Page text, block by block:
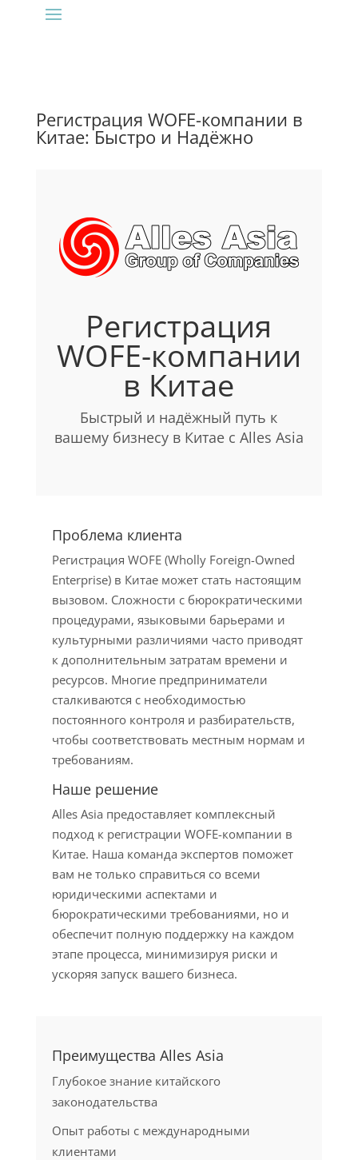
Регистрация WOFE-компании в
Китае: Быстро и Надёжно
Регистрация
WOFE-компании
в Китае
Быстрый и надёжный путь к
вашему бизнесу в Китае с Alles Asia
Проблема клиента
Регистрация WOFE (Wholly Foreign-Owned
Enterprise) в Китае может стать настоящим
вызовом. Сложности с бюрократическими
процедурами, языковыми барьерами и
культурными различиями часто приводят
к дополнительным затратам времени и
ресурсов. Многие предприниматели
сталкиваются с необходимостью
постоянного контроля и разбирательств,
чтобы соответствовать местным нормам и
требованиям.
Наше решение
Alles Asia предоставляет комплексный
подход к регистрации WOFE-компании в
Китае. Наша команда экспертов поможет
вам не только справиться со всеми
юридическими аспектами и
бюрократическими требованиями, но и
обеспечит полную поддержку на каждом
этапе процесса, минимизируя риски и
ускоряя запуск вашего бизнеса.
Преимущества Alles Asia
Глубокое знание китайского
законодательства
Опыт работы с международными
клиентами